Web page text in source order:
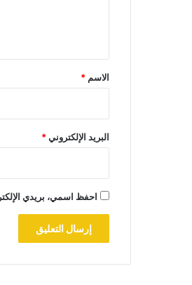
*
الاسم *
البريد الإلكتروني*
احفظ اسمي، بريدي